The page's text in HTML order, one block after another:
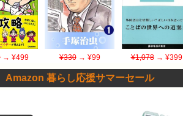
→ ¥499 ¥330→ ¥99 ¥1,078→ ¥399
Amazon 暮らし応援サマーセール